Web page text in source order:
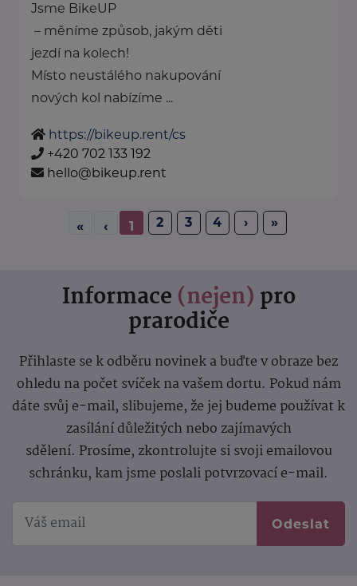
Jsme BikeUP
– měníme způsob, jakým děti
jezdí na kolech!
Místo neustálého nakupování
nových kol nabízíme ...
https://bikeup.rent/cs
+420 702 133 192
hello@bikeup.rent
« ‹ 1 2 3 4 › »
Informace (nejen) pro
prarodiče
Přihlaste se k odběru novinek a buďte v obraze bez
ohledu na počet svíček na vašem dortu. Pokud nám
dáte svůj e-mail, slibujeme, že jej budeme používat k
zasílání důležitých nebo zajímavých
sdělení. Prosíme, zkontrolujte si svoji emailovou
schránku, kam jsme poslali potvrzovací e-mail.
Odeslat